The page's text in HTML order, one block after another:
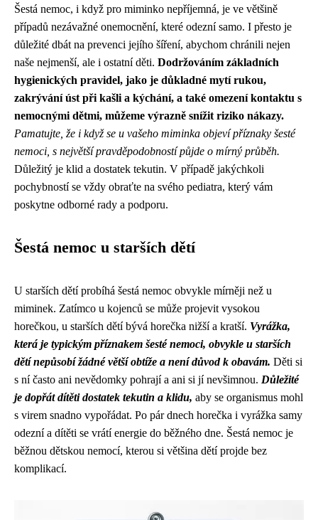
Šestá nemoc, i když pro miminko nepříjemná, je ve většině
případů nezávažné onemocnění, které odezní samo. I přesto je
důležité dbát na prevenci jejího šíření, abychom chránili nejen
naše nejmenší, ale i ostatní děti. Dodržováním základních
hygienických pravidel, jako je důkladné mytí rukou,
zakrývání úst při kašli a kýchání, a také omezení kontaktu s
nemocnými dětmi, můžeme výrazně snížit riziko nákazy.
Pamatujte, že i když se u vašeho miminka objeví příznaky šesté
nemoci, s největší pravděpodobností půjde o mírný průběh.
Důležitý je klid a dostatek tekutin. V případě jakýchkoli
pochybností se vždy obraťte na svého pediatra, který vám
poskytne odborné rady a podporu.
Šestá nemoc u starších dětí
U starších dětí probíhá šestá nemoc obvykle mírněji než u
miminek. Zatímco u kojenců se může projevit vysokou
horečkou, u starších dětí bývá horečka nižší a kratší. Vyrážka,
která je typickým příznakem šesté nemoci, obvykle u starších
dětí nepůsobí žádné větší obtíže a není důvod k obavám. Děti si
s ní často ani nevědomky pohrají a ani si jí nevšimnou. Důležité
je dopřát dítěti dostatek tekutin a klidu, aby se organismus mohl
s virem snadno vypořádat. Po pár dnech horečka i vyrážka samy
odezní a dítěti se vrátí energie do běžného dne. Šestá nemoc je
běžnou dětskou nemocí, kterou si většina dětí projde bez
komplikací.